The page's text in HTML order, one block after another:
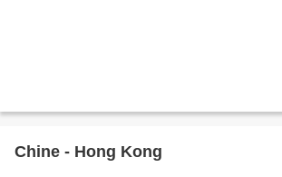
Chine - Hong Kong